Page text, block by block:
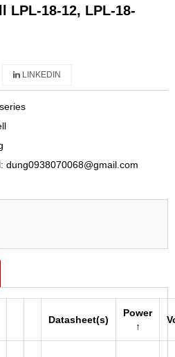
LPL-18-12, LPL-18-
LINKEDIN
dung0938070068@gmail.com
Datasheet(s)
Power
↑